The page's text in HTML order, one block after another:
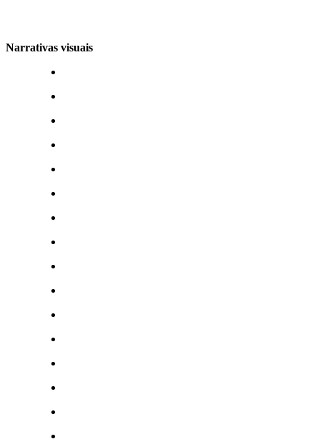
Narrativas visuais